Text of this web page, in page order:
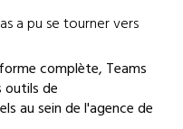
a pu se tourner vers
complète, Teams
outils de
au sein de l'agence de